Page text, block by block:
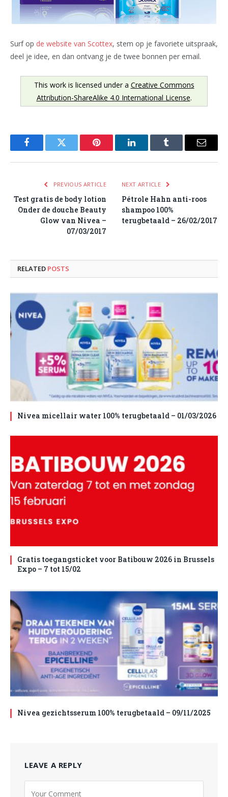
Surf op de website van Scottex, stem op je favoriete uitspraak,
deel je idee, en dan ontvang je de twee bonnen per email.
This work is licensed under a Creative Commons
Attribution-ShareAlike 4.0 International License.
FacebookTwitter Pinterest LinkedInTumblr Email
PREVIOUS ARTICLE
Test gratis de body lotion
Onder de douche Beauty
Glow van Nivea –
07/03/2017
NEXT ARTICLE
Pétrole Hahn anti-roos
shampoo 100%
terugbetaald – 26/02/2017
RELATED POSTS
Nivea micellair water 100% terugbetaald – 01/03/2026
Gratis toegangsticket voor Batibouw 2026 in Brussels
Expo – 7 tot 15/02
Nivea gezichtsserum 100% terugbetaald – 09/11/2025
LEAVE A REPLY